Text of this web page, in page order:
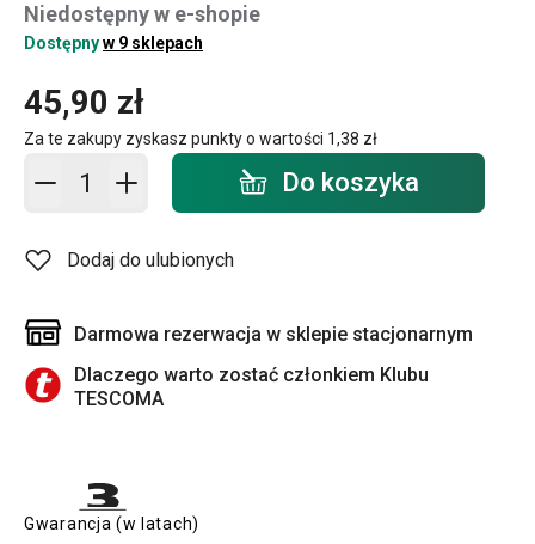
Niedostępny w e-shopie
Dostępnyw 9 sklepach
45,90 zł
Za te zakupy zyskasz punkty o wartości 1,38 zł
Dodaj do koszyka - ilość Do koszyka
Dodaj do ulubionych
Darmowa rezerwacja w sklepie stacjonarnym
Dlaczego warto zostać członkiem Klubu
TESCOMA
Gwarancja (w latach)